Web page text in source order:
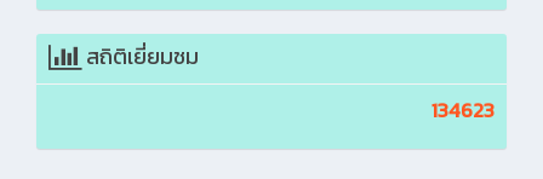
สถิติเยี่ยมชม
134623